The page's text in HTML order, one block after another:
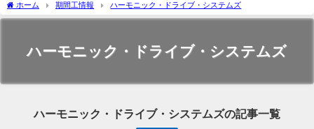
ホーム 期間工情報 ハーモニック・ドライブ・システムズ
ハーモニック・ドライブ・システムズ
ハーモニック・ドライブ・システムズの記事一覧